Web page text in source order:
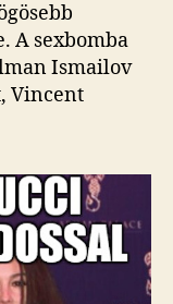
A sexbomba
Ismailov
Vincent